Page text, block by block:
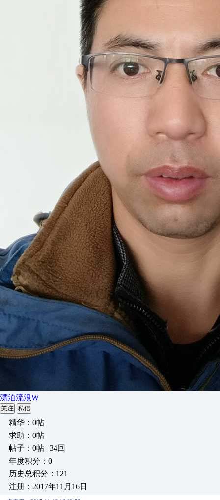
漂泊流浪W
关注 私信
精华：0帖
求助：0帖
帖子：0帖 | 34回
年度积分：0
历史总积分：121
注册：2017年11月16日